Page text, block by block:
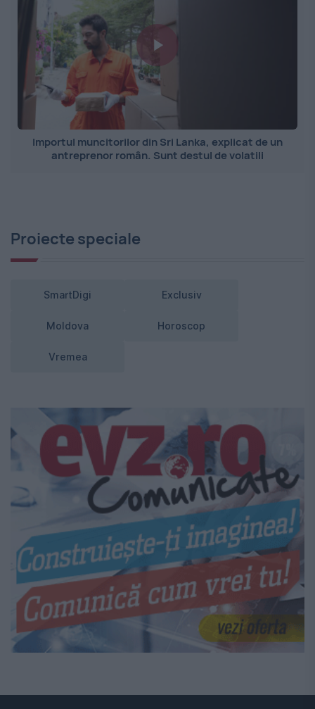
Importul muncitorilor din Sri Lanka, explicat de un
antreprenor român. Sunt destul de volatili
Proiecte speciale
SmartDigi Exclusiv
Moldova Horoscop
Vremea